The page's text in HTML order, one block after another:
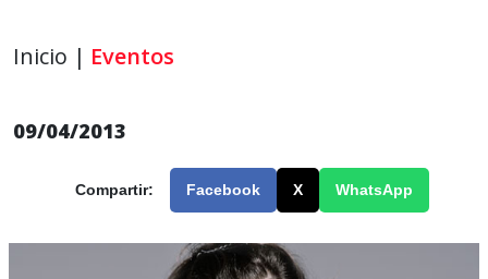
Inicio | Eventos
09/04/2013
Compartir: Facebook X WhatsApp